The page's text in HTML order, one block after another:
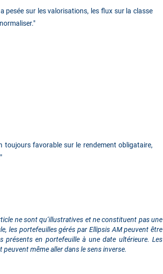
pesée sur les valorisations, les flux sur la classe
favorable sur le rendement obligataire,
ne sont qu’illustratives et ne constituent pas une
les portefeuilles gérés par Ellipsis AM peuvent être
en portefeuille à une date ultérieure. Les
même aller dans le sens inverse.